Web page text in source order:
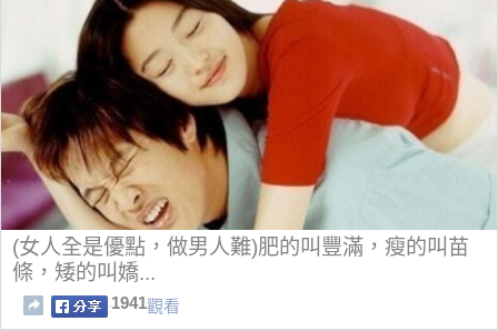
(女人全是優點，做男人難)肥的叫豐滿，瘦的叫苗
條，矮的叫嬌...
1941觀看